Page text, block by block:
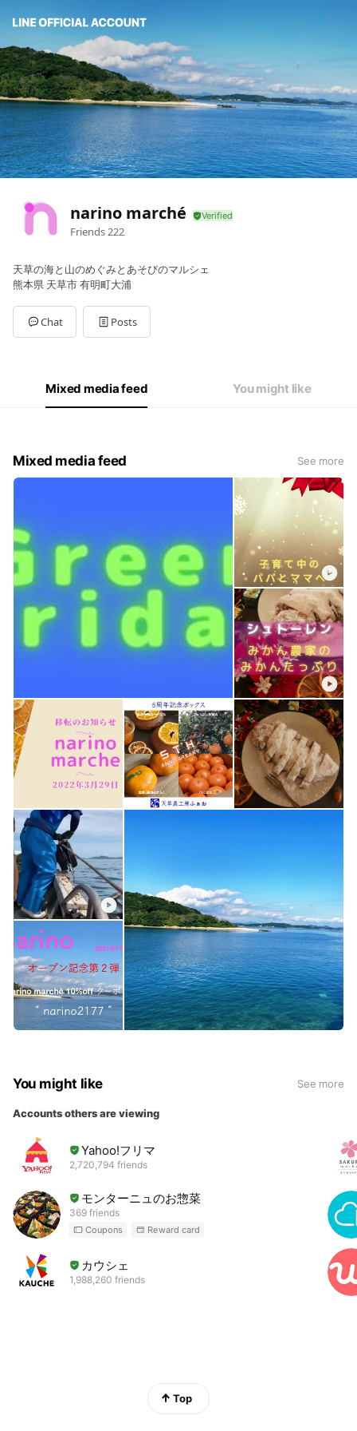
narino marché
Friends222
天草の海と山のめぐみとあそびのマルシェ
熊本県 天草市 有明町大浦
Chat Posts
Mixed media feed You might like
Mixed media feed See more
You might like See more
Accounts others are viewing
Yahoo!フリマ
2,720,794 friends
モンターニュのお惣菜
369 friends
Coupons Reward card
カウシェ
1,988,260 friends
Top